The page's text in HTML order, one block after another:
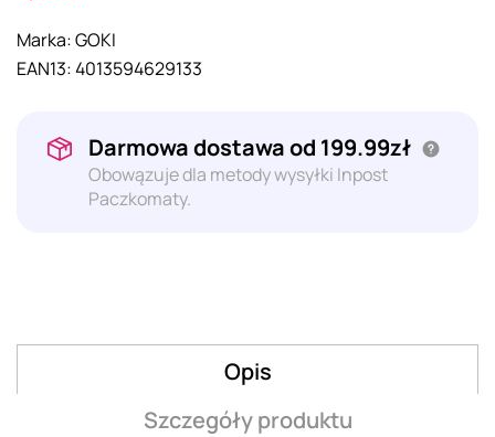
Marka:GOKI
EAN13:4013594629133
Darmowa dostawa od 199.99zł
Obowązuje dla metody wysyłki Inpost
Paczkomaty.
Opis
Szczegóły produktu